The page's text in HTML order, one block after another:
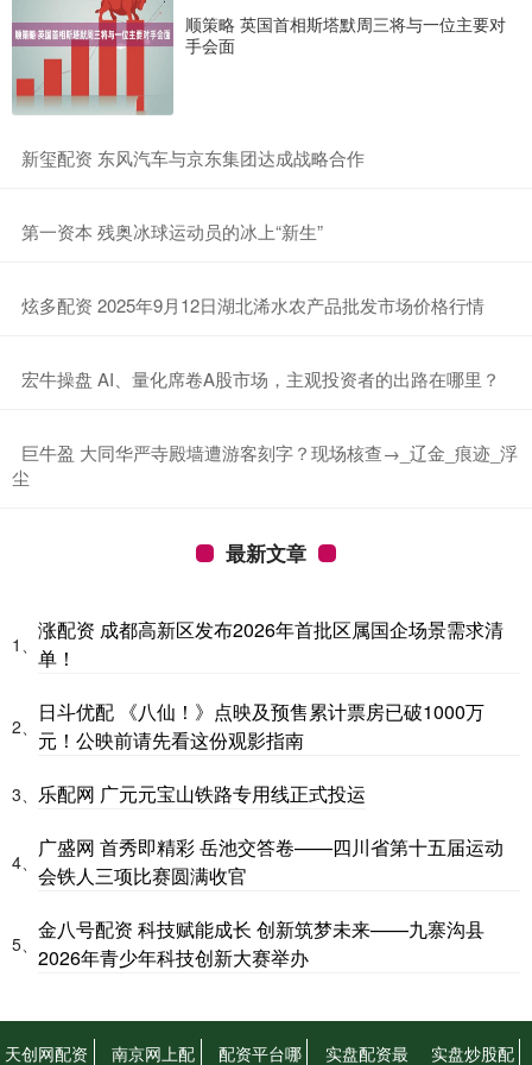
顺策略 英国首相斯塔默周三将与一位主要对
手会面
​新玺配资 东风汽车与京东集团达成战略合作
​第一资本 残奥冰球运动员的冰上“新生”
​炫多配资 2025年9月12日湖北浠水农产品批发市场价格行情
​宏牛操盘 AI、量化席卷A股市场，主观投资者的出路在哪里？
​巨牛盈 大同华严寺殿墙遭游客刻字？现场核查→_辽金_痕迹_浮
尘
最新文章
1、
涨配资 成都高新区发布2026年首批区属国企场景需求清
单！
2、
日斗优配 《八仙！》点映及预售累计票房已破1000万
元！公映前请先看这份观影指南
3、 乐配网 广元元宝山铁路专用线正式投运
4、
广盛网 首秀即精彩 岳池交答卷——四川省第十五届运动
会铁人三项比赛圆满收官
5、
金八号配资 科技赋能成长 创新筑梦未来——九寨沟县
2026年青少年科技创新大赛举办
天创网配资 南京网上配 配资平台哪 实盘配资最 实盘炒股配